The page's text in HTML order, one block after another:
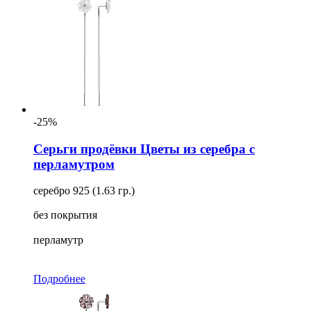
-25%
Серьги продёвки Цветы из серебра с
перламутром
серебро 925 (1.63 гр.)
без покрытия
перламутр
Подробнее